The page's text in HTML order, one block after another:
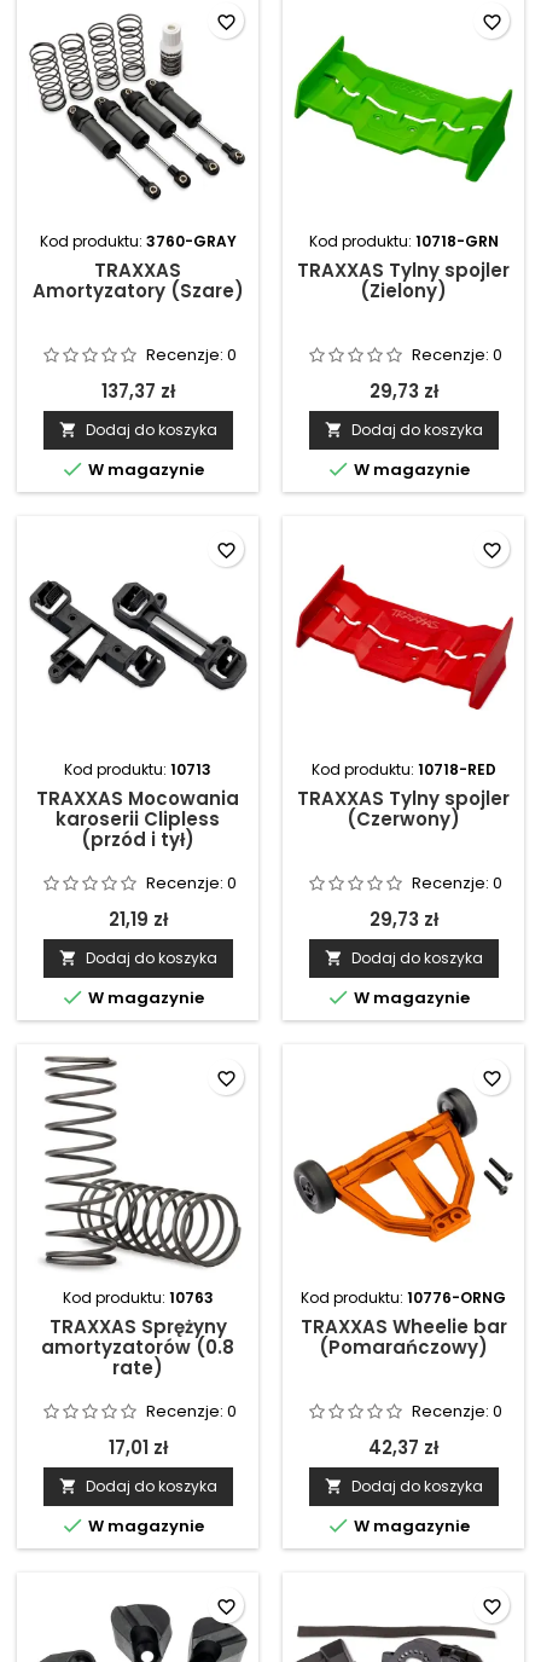
Kod produktu: 3760-GRAY
TRAXXAS
Amortyzatory (Szare)
Recenzje: 0
137,37 zł
 Dodaj do koszyka
 W magazynie
favorite_border
Kod produktu: 10718-GRN
TRAXXAS Tylny spojler
(Zielony)
Recenzje: 0
29,73 zł
 Dodaj do koszyka
 W magazynie
favorite_border
Kod produktu: 10713
TRAXXAS Mocowania
karoserii Clipless
(przód i tył)
Recenzje: 0
21,19 zł
 Dodaj do koszyka
 W magazynie
favorite_border
Kod produktu: 10718-RED
TRAXXAS Tylny spojler
(Czerwony)
Recenzje: 0
29,73 zł
 Dodaj do koszyka
 W magazynie
favorite_border
Kod produktu: 10763
TRAXXAS Sprężyny
amortyzatorów (0.8
rate)
Recenzje: 0
17,01 zł
 Dodaj do koszyka
 W magazynie
favorite_border
Kod produktu: 10776-ORNG
TRAXXAS Wheelie bar
(Pomarańczowy)
Recenzje: 0
42,37 zł
 Dodaj do koszyka
 W magazynie
favorite_border
favorite_border favorite_border